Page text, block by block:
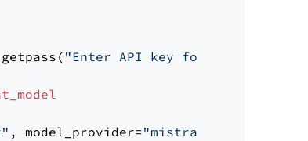
"Enter API key for Mistral AI: "
, model_provider="mistralai"